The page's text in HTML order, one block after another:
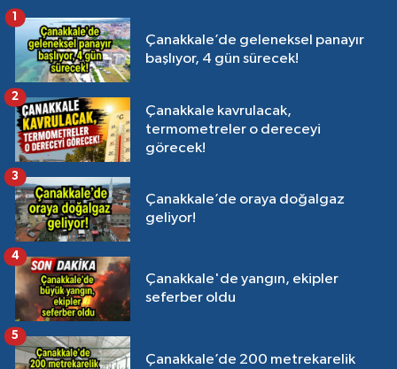
Çanakkale’de geleneksel panayır
başlıyor, 4 gün sürecek!
1
Çanakkale kavrulacak,
termometreler o dereceyi
görecek!
2
Çanakkale’de oraya doğalgaz
geliyor!
3
Çanakkale'de yangın, ekipler
seferber oldu
4
Çanakkale’de 200 metrekarelik
5